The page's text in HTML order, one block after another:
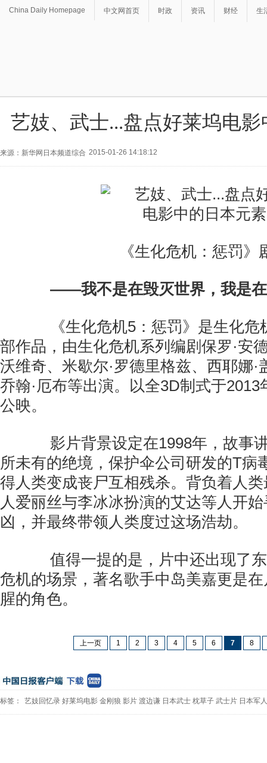
China Daily Homepage 中文网首页 时政 资讯 财经 生
艺妓、武士...盘点好莱坞电
来源：新华网日本频道综合 2015-01-26 14:18:12
《生化危机：惩罚》
——我不是在毁灭世界，我是
《生化危机5：惩罚》是生化危
部作品，由生化危机系列编剧保罗·安
沃维奇、米歇尔·罗德里格兹、西耶娜·
乔翰·厄布等出演。以全3D制式于2013
公映。
影片背景设定在1998年，故事
所未有的绝境，保护伞公司研发的T病
得人类变成丧尸互相残杀。背负着人
人爱丽丝与李冰冰扮演的艾达等人开
凶，并最终带领人类度过这场浩劫。
值得一提的是，片中还出现了东
危机的场景，著名歌手中岛美嘉更是
腥的角色。
上一页 1 2 3 4 5 6 7 8
标签： 艺妓回忆录 好莱坞电影 金刚狼 影片 渡边谦 日本武士 枕草子 武士片 日本军人